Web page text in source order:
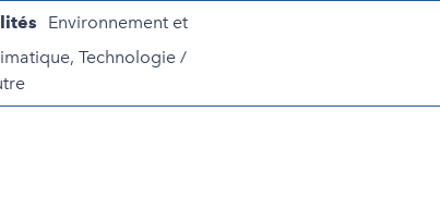
Environnement et
Technologie /